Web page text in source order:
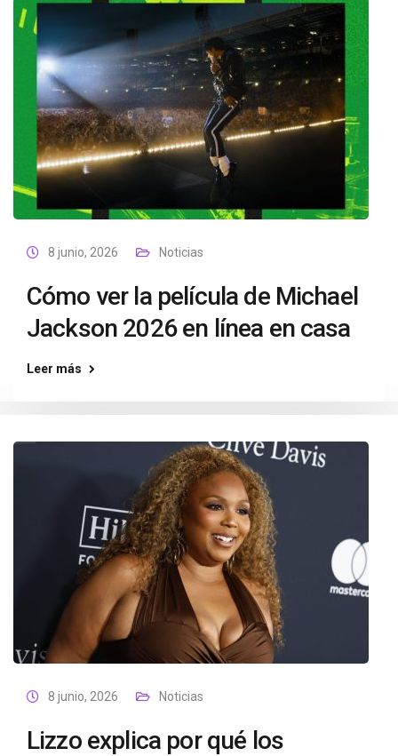
8 junio, 2026 Noticias
Cómo ver la película de Michael
Jackson 2026 en línea en casa
Leer más
8 junio, 2026 Noticias
Lizzo explica por qué los